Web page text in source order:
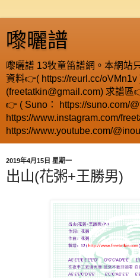
嚟曬譜
嚟曬譜 13牧童笛譜網。本網站
資料👉( https://reurl.cc/oVMn1v
(freetatkin@gmail.com) 求譜區
👉 ( Suno： https://suno.com/
https://www.instagram.com/
https://www.youtube.com/
2019年4月15日 星期一
出山(花粥+王勝男)